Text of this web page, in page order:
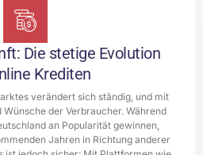
Die stetige Evolution
Krediten
verändert sich ständig, und mit
der Verbraucher. Während
an Popularität gewinnen,
Jahren in Richtung anderer